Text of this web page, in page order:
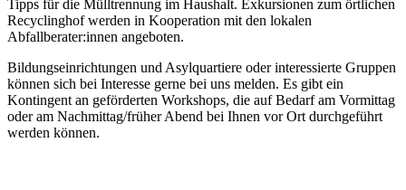
Tipps für die Mülltrennung im Haushalt. Exkursionen zum örtlichen
Recyclinghof werden in Kooperation mit den lokalen
Abfallberater:innen angeboten.
Bildungseinrichtungen und Asylquartiere oder interessierte Gruppen
können sich bei Interesse gerne bei uns melden. Es gibt ein
Kontingent an geförderten Workshops, die auf Bedarf am Vormittag
oder am Nachmittag/früher Abend bei Ihnen vor Ort durchgeführt
werden können.